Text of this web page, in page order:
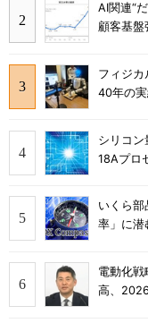
AI関連“
顧客基盤
フィジカ
40年の
シリコ
18Aプロ
いくら
率」に潜
電動化
高、